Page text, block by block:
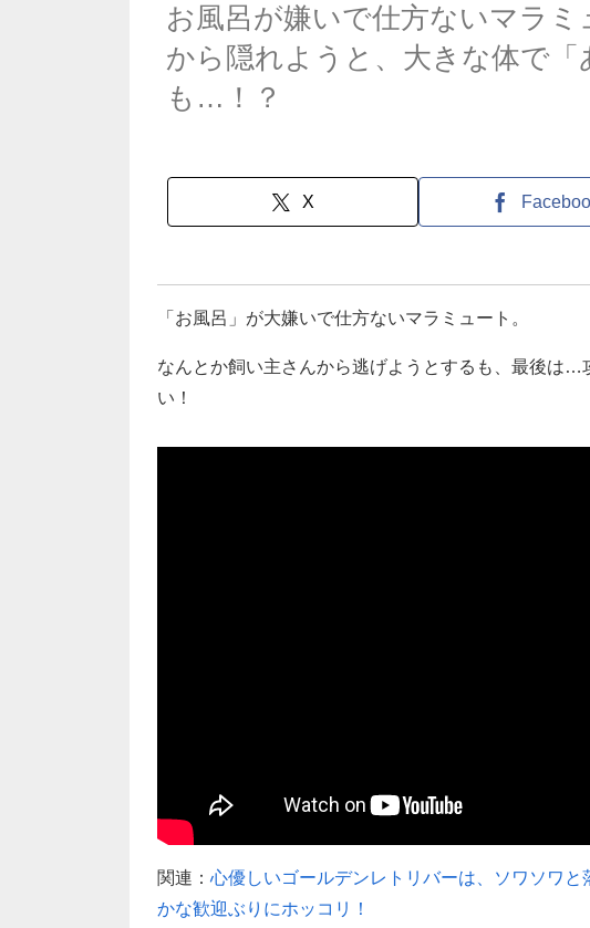
お風呂が嫌いで仕方ないマラ
から隠れようと、大きな体で
も…！？
X
「お風呂」が大嫌いで仕方ないマラミュート。
なんとか飼い主さんから逃げようとするも、最後は…
い！
関連： 心優しいゴールデンレトリバーは、ソワソワ
かな歓迎ぶりにホッコリ！